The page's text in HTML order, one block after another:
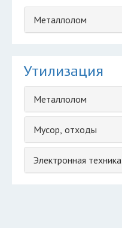
Металлолом
Утилизация
Металлолом
Мусор, отходы
Электронная техника